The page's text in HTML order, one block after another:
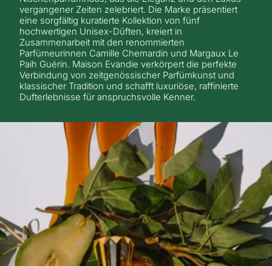
vergangener Zeiten zelebriert. Die Marke präsentiert
eine sorgfältig kuratierte Kollektion von fünf
hochwertigen Unisex-Düften, kreiert in
Zusammenarbeit mit den renommierten
Parfümeurinnen Camille Chemardin und Margaux Le
Paih Guérin. Maison Evandie verkörpert die perfekte
Verbindung von zeitgenössischer Parfümkunst und
klassischer Tradition und schafft luxuriöse, raffinierte
Dufterlebnisse für anspruchsvolle Kenner.